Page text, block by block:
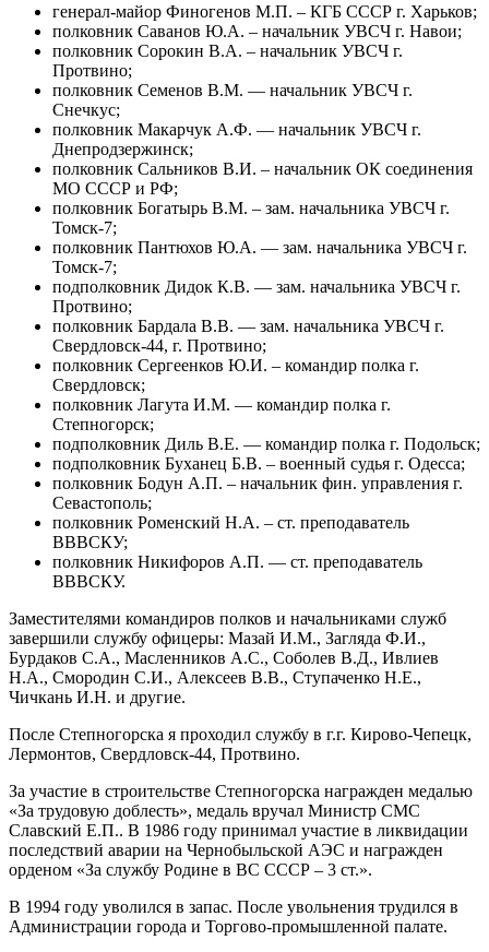
генерал-майор Финогенов М.П. – КГБ СССР г. Харьков;
полковник Саванов Ю.А. – начальник УВСЧ г. Навои;
полковник Сорокин В.А. – начальник УВСЧ г.
Протвино;
полковник Семенов В.М. — начальник УВСЧ г.
Снечкус;
полковник Макарчук А.Ф. — начальник УВСЧ г.
Днепродзержинск;
полковник Сальников В.И. – начальник ОК соединения
МО СССР и РФ;
полковник Богатырь В.М. – зам. начальника УВСЧ г.
Томск-7;
полковник Пантюхов Ю.А. — зам. начальника УВСЧ г.
Томск-7;
подполковник Дидок К.В. — зам. начальника УВСЧ г.
Протвино;
полковник Бардала В.В. — зам. начальника УВСЧ г.
Свердловск-44, г. Протвино;
полковник Сергеенков Ю.И. – командир полка г.
Свердловск;
полковник Лагута И.М. — командир полка г.
Степногорск;
подполковник Диль В.Е. — командир полка г. Подольск;
подполковник Буханец Б.В. – военный судья г. Одесса;
полковник Бодун А.П. – начальник фин. управления г.
Севастополь;
полковник Роменский Н.А. – ст. преподаватель
ВВВСКУ;
полковник Никифоров А.П. — ст. преподаватель
ВВВСКУ.
Заместителями командиров полков и начальниками служб
завершили службу офицеры: Мазай И.М., Загляда Ф.И.,
Бурдаков С.А., Масленников А.С., Соболев В.Д., Ивлиев
Н.А., Смородин С.И., Алексеев В.В., Ступаченко Н.Е.,
Чичкань И.Н. и другие.
После Степногорска я проходил службу в г.г. Кирово-Чепецк,
Лермонтов, Свердловск-44, Протвино.
За участие в строительстве Степногорска награжден медалью
«За трудовую доблесть», медаль вручал Министр СМС
Славский Е.П.. В 1986 году принимал участие в ликвидации
последствий аварии на Чернобыльской АЭС и награжден
орденом «За службу Родине в ВС СССР – 3 ст.».
В 1994 году уволился в запас. После увольнения трудился в
Администрации города и Торгово-промышленной палате.